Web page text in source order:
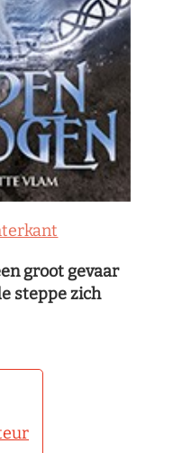
groot gevaar
steppe zich